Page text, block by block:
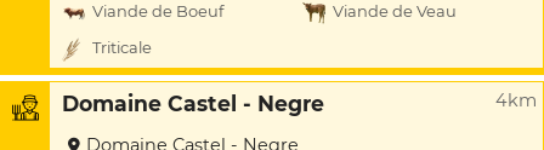
Viande de Boeuf
Viande de Veau
Triticale
Domaine Castel - Negre 4km
Domaine Castel - Negre